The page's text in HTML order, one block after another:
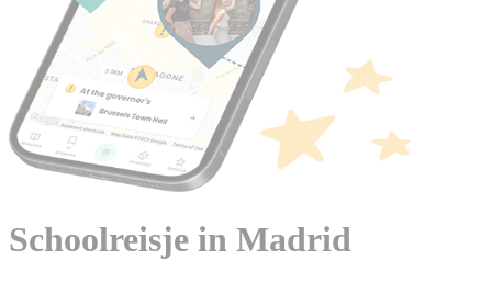
Schoolreisje in Madrid